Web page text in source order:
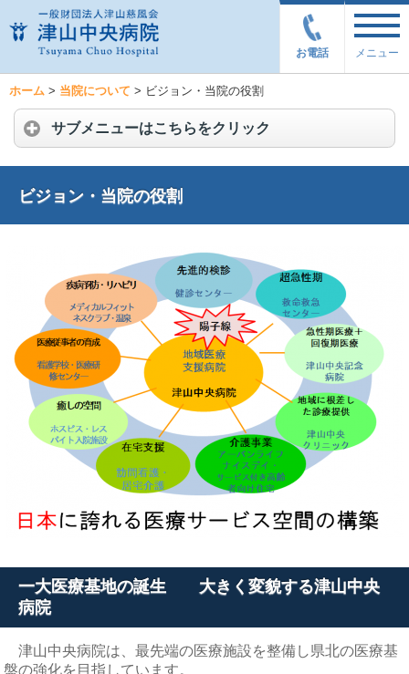
メニュー
お電話
ホーム > 当院について > ビジョン・当院の役割
サブメニューはこちらをクリック
ビジョン・当院の役割
一大医療基地の誕生 大きく変貌する津山中央
病院
津山中央病院は、最先端の医療施設を整備し県北の医療基
盤の強化を目指しています。